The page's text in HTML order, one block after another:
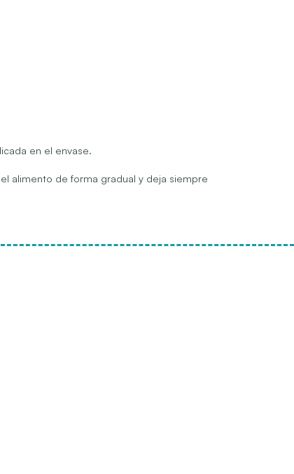
en el envase.
alimento de forma gradual y deja siempre